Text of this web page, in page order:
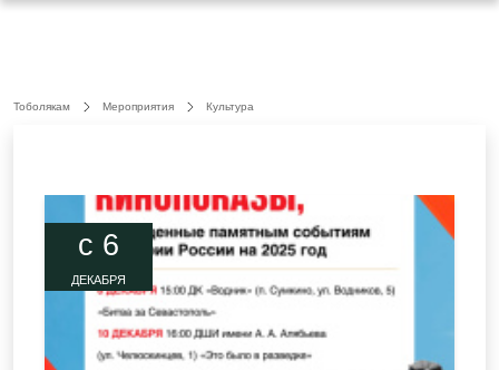
Тоболякам Мероприятия Культура
c 6
ДЕКАБРЯ